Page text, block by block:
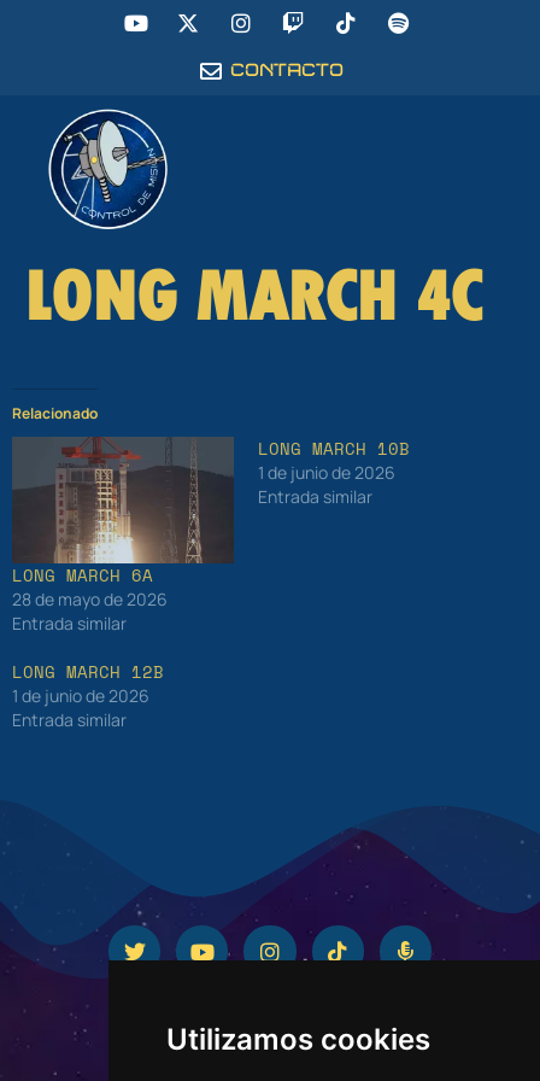
Utilizamos cookies
CONTACTO
LONG MARCH 4C
Relacionado
LONG MARCH 6A
28 de mayo de 2026
Entrada similar
LONG MARCH 10B
1 de junio de 2026
Entrada similar
LONG MARCH 12B
1 de junio de 2026
Entrada similar